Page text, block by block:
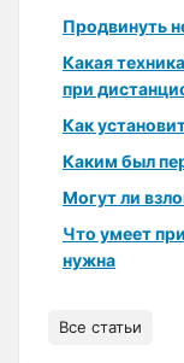
Продвинуть
Какая
при
Как
Каким был
Могут ли
Что умеет
нужна
Все статьи